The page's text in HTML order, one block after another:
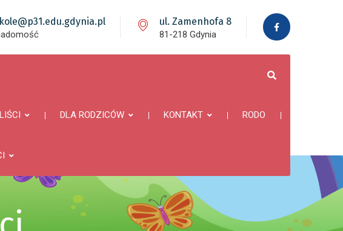
ul. Zamenhofa 8
81-218 Gdynia
DLA RODZICÓW KONTAKT RODO